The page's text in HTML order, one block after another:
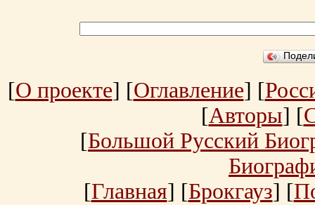
[О проекте] [Оглавление] [
[Авторы] [
[Большой Русский
[Главная] [Брокгауз] [